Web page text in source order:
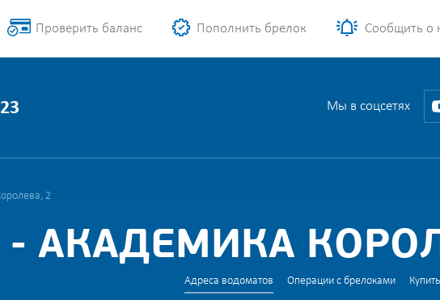
Проверить баланс Пополнить брелок Сообщить о
Мы в соцсетях
2
АКАДЕМИКА
Адреса водоматов Операции с брелоками